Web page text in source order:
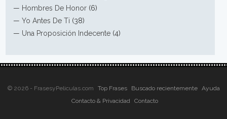
— Hombres De Honor (6)
—Yo Antes De Ti (38)
— Una Proposición Indecente (4)
© 2026 - FrasesyPeliculas.com Top Frases Buscado recientemente
Ayuda
Contacto & Privacidad
Contacto